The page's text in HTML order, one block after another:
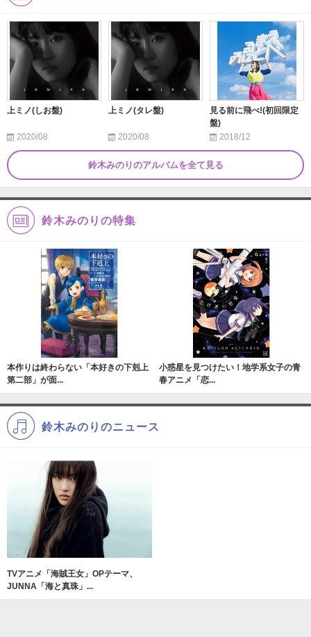
上ミノ(しお盤)
2020/08
上ミノ(タレ盤)
2020/08
見る前に飛べ!(初回限定
盤)
2018/12
鈴木みのりのアルバムを全て見る
鈴木みのりの特集
本作りは終わらない「本好きの下剋上
第二部」が面...
小惑星を見つけたい！地学系女子の青
春アニメ「恋...
鈴木みのりのニュース
TVアニメ「海賊王女」OPテーマ、
JUNNA「海と真珠」...